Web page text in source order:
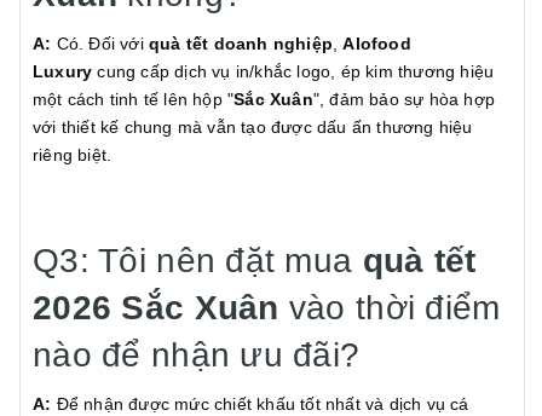
A: Có. Đối vớiquà tết doanh nghiệp ,Alofood
Luxury cung cấp dịch vụ in/khắc logo, ép kim thương hiệu
một cách tinh tế lên hộp "Sắc Xuân", đảm bảo sự hòa hợp
với thiết kế chung mà vẫn tạo được dấu ấn thương hiệu
riêng biệt.
Q3: Tôi nên đặt mua quà tết
2026 Sắc Xuân vào thời điểm
nào để nhận ưu đãi?
A: Để nhận được mức chiết khấu tốt nhất và dịch vụ cá